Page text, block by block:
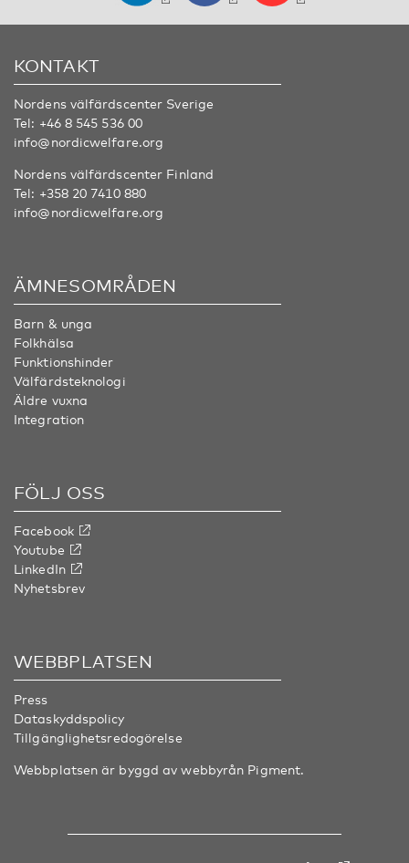
KONTAKT
Nordens välfärdscenter Sverige
Tel: +46 8 545 536 00
info@nordicwelfare.org
Nordens välfärdscenter Finland
Tel: +358 20 7410 880
info@nordicwelfare.org
ÄMNESOMRÅDEN
Barn & unga
Folkhälsa
Funktionshinder
Välfärdsteknologi
Äldre vuxna
Integration
FÖLJ OSS
Facebook
Youtube
LinkedIn
Nyhetsbrev
WEBBPLATSEN
Press
Dataskyddspolicy
Tillgänglighetsredogörelse
Webbplatsen är byggd av webbyrån Pigment.